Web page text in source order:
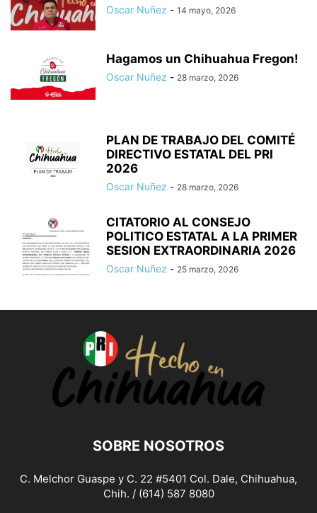
Oscar Nuñez - 14 mayo, 2026
Hagamos un Chihuahua Fregon!
Oscar Nuñez - 28 marzo, 2026
PLAN DE TRABAJO DEL COMITÉ
DIRECTIVO ESTATAL DEL PRI
2026
Oscar Nuñez - 28 marzo, 2026
CITATORIO AL CONSEJO
POLITICO ESTATAL A LA PRIMER
SESION EXTRAORDINARIA 2026
Oscar Nuñez - 25 marzo, 2026
SOBRE NOSOTROS
C. Melchor Guaspe y C. 22 #5401 Col. Dale, Chihuahua,
Chih. / (614) 587 8080